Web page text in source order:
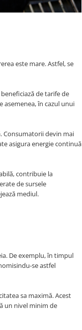
este mare. Astfel, se
de tarife de
asemenea, în cazul unui
Consumatorii devin mai
asigura energie continuă
contribuie la
de sursele
mediul.
De exemplu, în timpul
se astfel
sa maximă. Acest
un nivel minim de